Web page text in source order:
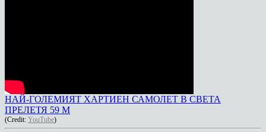
НАЙ-ГОЛЕМИЯТ ХАРТИЕН САМОЛЕТ В СВЕТА
ПРЕЛЕТЯ 59 М
(Credit: YouTube)